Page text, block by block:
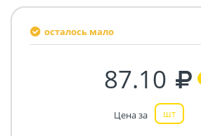
осталось мало
87.10
Цена за шт